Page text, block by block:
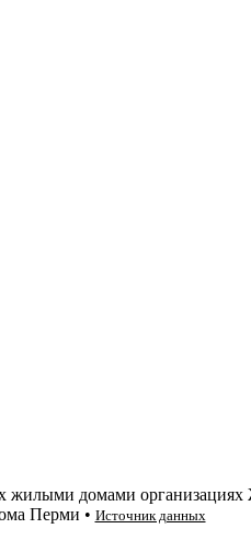
жилыми домами
Перми • Источник данных